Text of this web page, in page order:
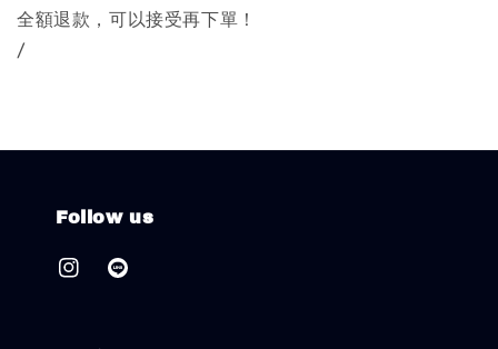
全額退款，可以接受再下單！
/
Follow us